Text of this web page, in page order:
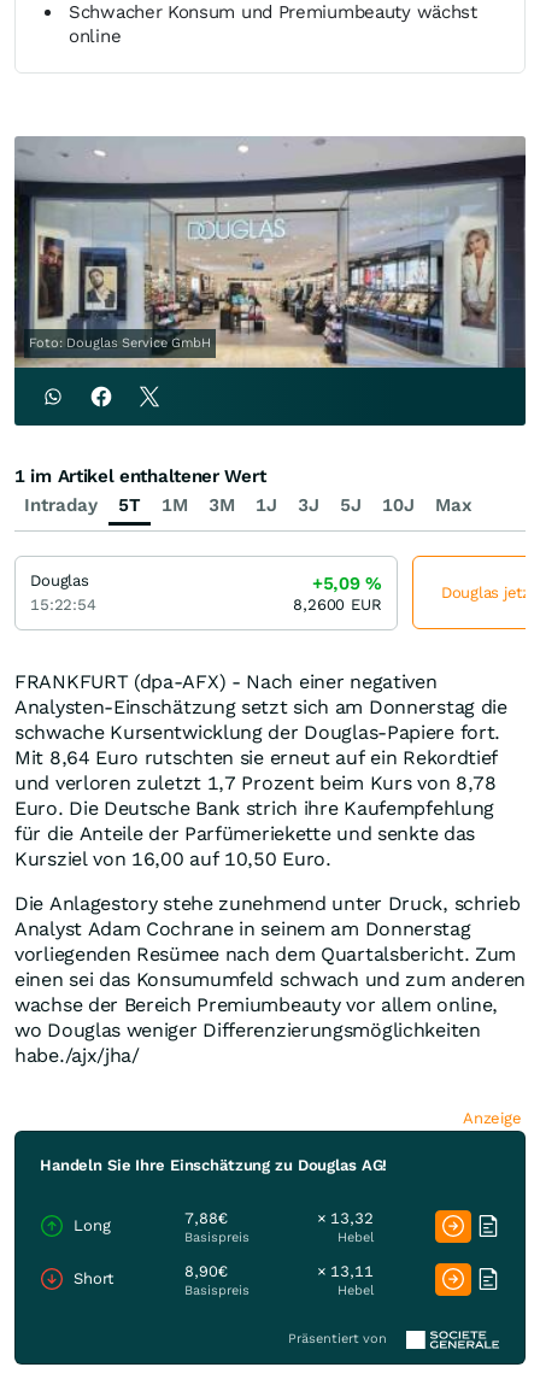
Schwacher Konsum und Premiumbeauty wächst
online
Foto: Douglas Service GmbH
FRANKFURT (dpa-AFX) - Nach einer negativen
Analysten-Einschätzung setzt sich am Donnerstag die
schwache Kursentwicklung der Douglas-Papiere fort.
Mit 8,64 Euro rutschten sie erneut auf ein Rekordtief
und verloren zuletzt 1,7 Prozent beim Kurs von 8,78
Euro. Die Deutsche Bank strich ihre Kaufempfehlung
für die Anteile der Parfümeriekette und senkte das
Kursziel von 16,00 auf 10,50 Euro.
Die Anlagestory stehe zunehmend unter Druck, schrieb
Analyst Adam Cochrane in seinem am Donnerstag
vorliegenden Resümee nach dem Quartalsbericht. Zum
einen sei das Konsumumfeld schwach und zum anderen
wachse der Bereich Premiumbeauty vor allem online,
wo Douglas weniger Differenzierungsmöglichkeiten
habe./ajx/jha/
Anzeige
Handeln Sie Ihre Einschätzung zu Douglas AG!
Long 7,88€
Basispreis
× 13,32
Hebel
Short 8,90€
Basispreis
× 13,11
Hebel
Präsentiert von
Intraday 5T 1M 3M 1J 3J 5J 10J Max
1 im Artikel enthaltener Wert
Douglas
15:22:54
+5,09%
8,2600 EUR
Douglas